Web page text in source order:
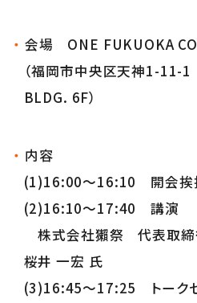
会場 ONE FUKUOKA
（福岡市中央区天神1-
BLDG. 6F）
内容
(1)16:00～16:10 開会挨
(2)16:10～17:40 講演
株式会社獺祭 代表取締
桜井 一宏 氏
(3)16:45～17:25 トークセ